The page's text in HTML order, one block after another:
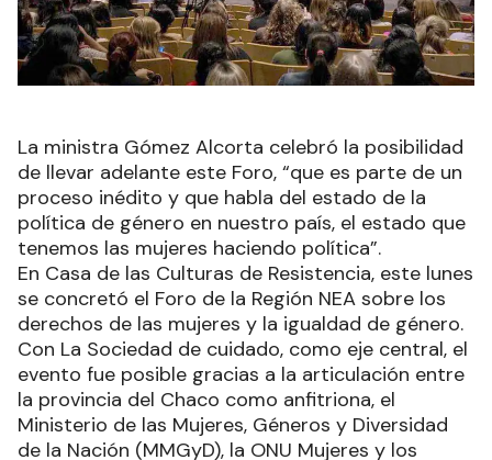
La ministra Gómez Alcorta celebró la posibilidad
de llevar adelante este Foro, “que es parte de un
proceso inédito y que habla del estado de la
política de género en nuestro país, el estado que
tenemos las mujeres haciendo política”.
En Casa de las Culturas de Resistencia, este lunes
se concretó el Foro de la Región NEA sobre los
derechos de las mujeres y la igualdad de género.
Con La Sociedad de cuidado, como eje central, el
evento fue posible gracias a la articulación entre
la provincia del Chaco como anfitriona, el
Ministerio de las Mujeres, Géneros y Diversidad
de la Nación (MMGyD), la ONU Mujeres y los